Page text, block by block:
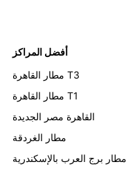
أفضل المراكز
مطار القاهرة T3
مطار القاهرة T1
القاهرة مصر الجديدة
مطار الغردقة
مطار برج العرب بالإسكندرية